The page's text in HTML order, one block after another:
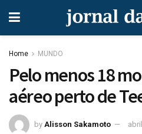
Home MUNDO
Pelo menos 18
aéreo perto de
by Alisson Sakamoto